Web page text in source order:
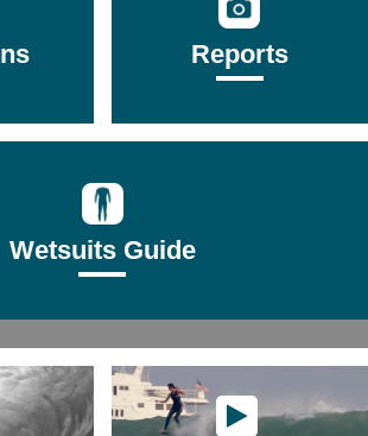
Reports
Wetsuits Guide